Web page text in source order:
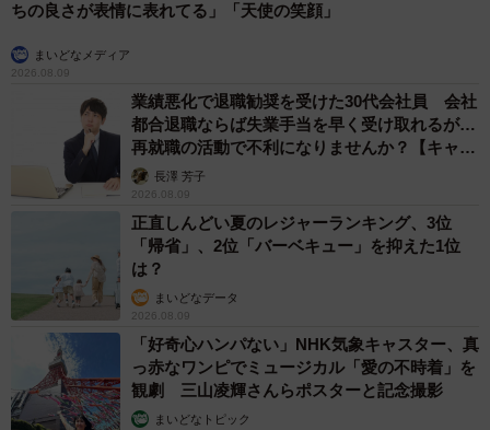
4/5
小学生時代の息子の写真。成長の過程を振り返る一枚／投稿主さん提供
ちの良さが表情に表れてる」「天使の笑顔」
まいどなメディア
2026.08.09
業績悪化で退職勧奨を受けた30代会社員 会社
都合退職ならば失業手当を早く受け取れるが…
再就職の活動で不利になりませんか？【キャリ
アカウンセラーが解説】
長澤 芳子
2026.08.09
正直しんどい夏のレジャーランキング、3位
「帰省」、2位「バーベキュー」を抑えた1位
は？
まいどなデータ
2026.08.09
「好奇心ハンパない」NHK気象キャスター、真
っ赤なワンピでミュージカル「愛の不時着」を
観劇 三山凌輝さんらポスターと記念撮影
まいどなトピック